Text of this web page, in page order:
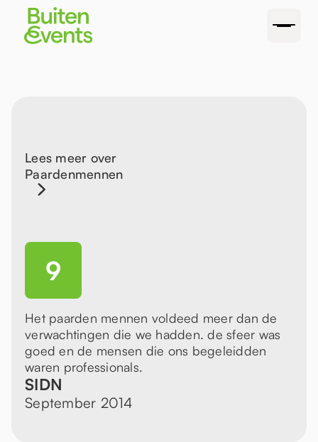
Lees meer over
Paardenmennen
9
Het paarden mennen voldeed meer dan de
verwachtingen die we hadden. de sfeer was
goed en de mensen die ons begeleidden
waren professionals.
SIDN
September 2014